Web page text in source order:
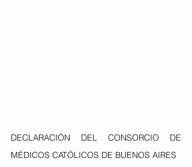
DECLARACIÓN DEL CONSORCIO DE
MÉDICOS CATÓLICOS DE BUENOS AIRES